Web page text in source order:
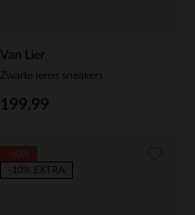
Van Lier
Zwarte leren sneakers
199.99
-10% EXTRA